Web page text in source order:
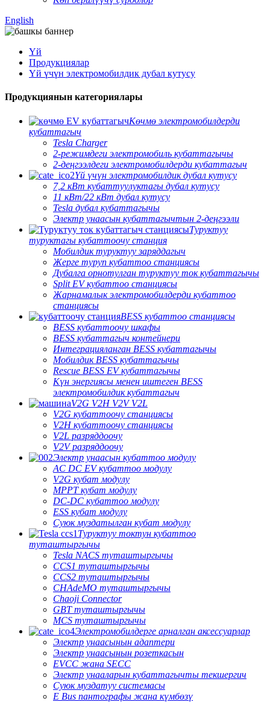
English
Үй
Продукциялар
Үй үчүн электромобилдик дубал кутусу
Продукциянын категориялары
Көчмө электромобилдерди
кубаттагыч
Tesla Charger
2-режимдеги электромобиль кубаттагычы
2-деңгээлдеги электромобилдерди кубаттагыч
Үй үчүн электромобилдик дубал кутусу
7,2 кВт кубаттуулуктагы дубал кутусу
11 кВт/22 кВт дубал кутусу
Tesla дубал кубаттагычы
Электр унаасын кубаттагычтын 2-деңгээли
Туруктуу
туруктагы кубаттоочу станция
Мобилдик туруктуу заряддагыч
Жерге туруп кубаттоо станциясы
Дубалга орнотулган туруктуу ток кубаттагычы
Split EV кубаттоо станциясы
Жарнамалык электромобилдерди кубаттоо
станциясы
BESS кубаттоо станциясы
BESS кубаттоочу шкафы
BESS кубаттагыч контейнери
Интеграцияланган BESS кубаттагычы
Мобилдик BESS кубаттагычы
Rescue BESS EV кубаттагычы
Күн энергиясы менен иштеген BESS
электромобилдик кубаттагыч
V2G V2H V2V V2L
V2G кубаттоочу станциясы
V2H кубаттоочу станциясы
V2L разряддоочу
V2V разряддоочу
Электр унаасын кубаттоо модулу
AC DC EV кубаттоо модулу
V2G кубат модулу
MPPT кубат модулу
DC-DC кубаттоо модулу
ESS кубат модулу
Суюк муздатылган кубат модулу
Туруктуу токтун кубаттоо
туташтыргычы
Tesla NACS туташтыргычы
CCS1 туташтыргычы
CCS2 туташтыргычы
CHAdeMO туташтыргычы
Chaoji Connector
GBT туташтыргычы
MCS туташтыргычы
Электромобилдерге арналган аксессуарлар
Электр унаасынын адаптери
Электр унаасынын розеткасын
EVCC жана SECC
Электр унааларын кубаттагычты текшергич
Суюк муздатуу системасы
E Bus пантографы жана күмбөзү